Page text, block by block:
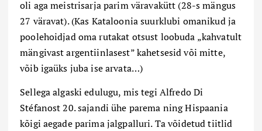
oli aga meistrisarja parim väravakütt (28-s mängus
27 väravat). (Kas Kataloonia suurklubi omanikud ja
poolehoidjad oma rutakat otsust loobuda „kahvatult
mängivast argentiinlasest” kahetsesid või mitte,
võib igaüks juba ise arvata…)
Sellega algaski edulugu, mis tegi Alfredo Di
Stéfanost 20. sajandi ühe parema ning Hispaania
kõigi aegade parima jalgpalluri. Ta võidetud tiitlid